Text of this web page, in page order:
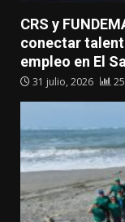
CRS y
conectar
empleo en El
31 julio, 2026